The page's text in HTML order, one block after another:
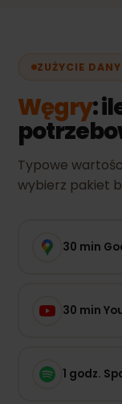
ZUŻYCIE
Węgry:
Typowe
wybierz pakiet
30 min
30 min
1 godz.